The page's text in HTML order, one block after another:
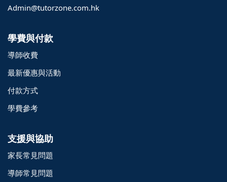
Admin@tutorzone.com.hk
學費與付款
導師收費
最新優惠與活動
付款方式
學費參考
支援與協助
家長常見問題
導師常見問題